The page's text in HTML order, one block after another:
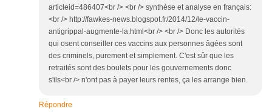
articleid=486407<br /> <br /> synthèse et analyse en français:
<br /> http://fawkes-news.blogspot.fr/2014/12/le-vaccin-
antigrippal-augmente-la.html<br /> <br /> Donc les autorités
qui osent conseiller ces vaccins aux personnes âgées sont
des criminels, purement et simplement. C'est sûr que les
retraités sont des boulets pour les gouvernements donc
s'ils<br /> n'ont pas à payer leurs rentes, ça les arrange bien.
Répondre